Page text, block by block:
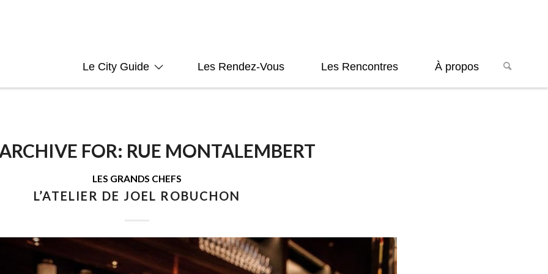
Le City Guide Les Rendez-Vous Les Rencontres À propos
FOR: RUE MONTALEMBERT
LES GRANDS CHEFS
L’ATELIER DE JOEL ROBUCHON